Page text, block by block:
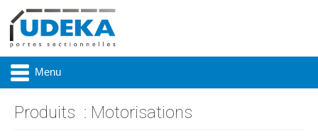
Menu
Produits : Motorisations